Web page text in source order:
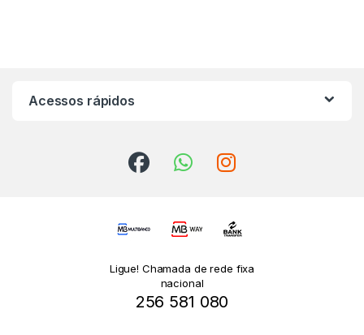
Acessos rápidos
Ligue! Chamada de rede fixa
nacional
256 581 080